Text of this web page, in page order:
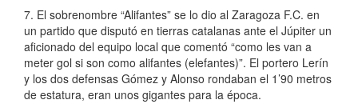
7. El sobrenombre “Alifantes” se lo dio al Zaragoza F.C. en
un partido que disputó en tierras catalanas ante el Júpiter un
aficionado del equipo local que comentó “como les van a
meter gol si son como alifantes (elefantes)”. El portero Lerín
y los dos defensas Gómez y Alonso rondaban el 1’90 metros
de estatura, eran unos gigantes para la época.